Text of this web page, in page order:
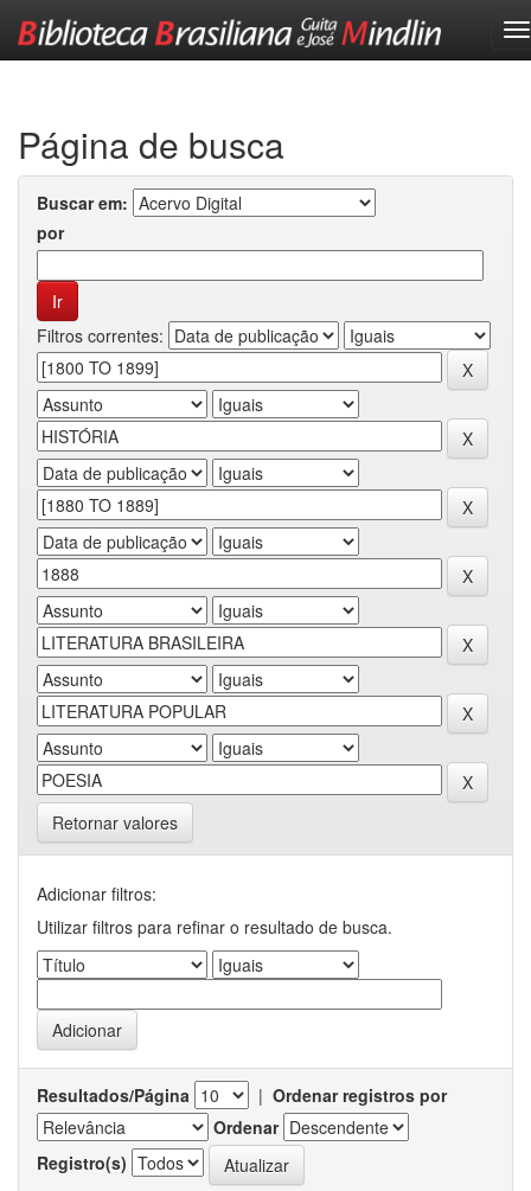
Página de busca
Buscar em:
por
Filtros correntes:
Retornar valores
Adicionar filtros:
Utilizar filtros para refinar o resultado de busca.
Resultados/Página | Ordenar registros por
Ordenar
Registro(s)